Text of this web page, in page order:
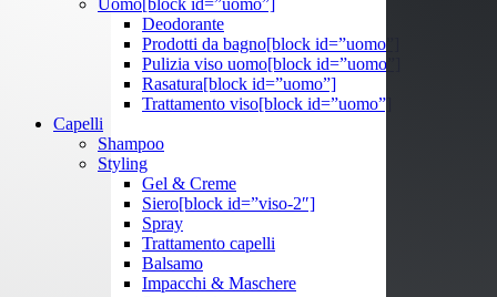
Uomo[block id=”uomo”]
Deodorante
Prodotti da bagno[block id=”uomo”]
Pulizia viso uomo[block id=”uomo”]
Rasatura[block id=”uomo”]
Trattamento viso[block id=”uomo”]
Capelli
Shampoo
Styling
Gel & Creme
Siero[block id=”viso-2″]
Spray
Trattamento capelli
Balsamo
Impacchi & Maschere